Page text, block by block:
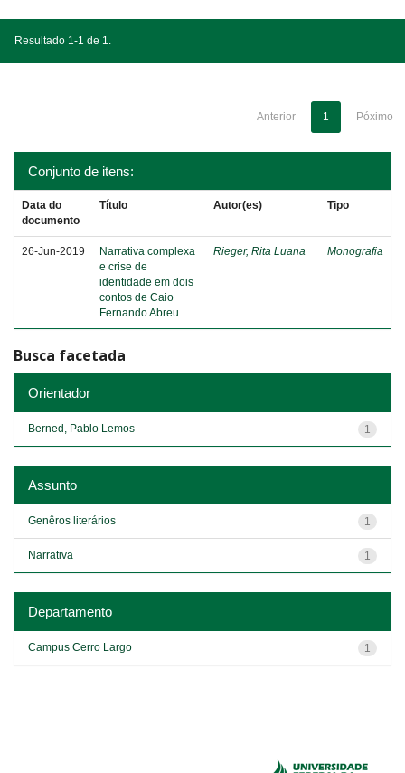
Resultado 1-1 de 1.
Anterior 1 Póximo
Conjunto de itens:
Data do
documento
Título Autor(es) Tipo
26-Jun-2019
Narrativa complexa
e crise de
identidade em dois
contos de Caio
Fernando Abreu
Rieger, Rita Luana Monografia
Busca facetada
Orientador
1
Berned, Pablo Lemos
Assunto
1
Genêros literários
1
Narrativa
Departamento
1
Campus Cerro Largo